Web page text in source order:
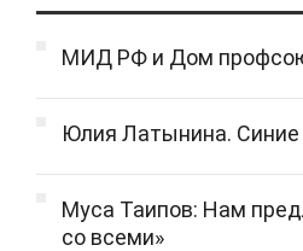
МИД РФ и Дом
Юлия Латынина.
Муса Таипов: Нам
со всеми»